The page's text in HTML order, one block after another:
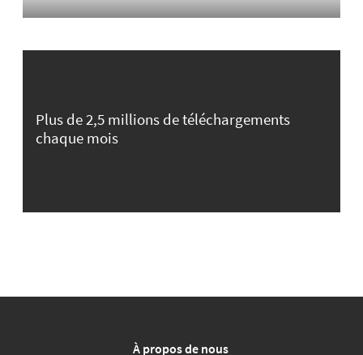
Plus de 2,5 millions de téléchargements
chaque mois
À propos de nous